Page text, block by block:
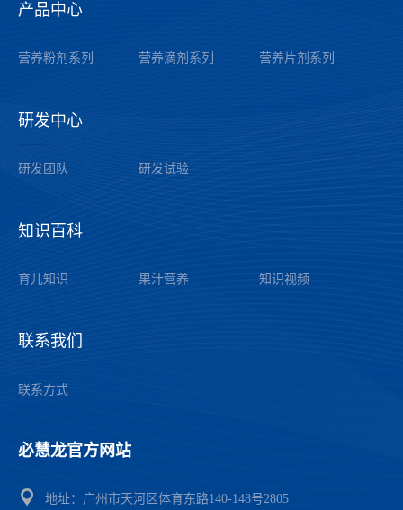
产品中心
营养粉剂系列
营养滴剂系列 营养片剂系列
研发中心
研发团队
研发试验
知识百科
育儿知识
果汁营养 知识视频
联系我们
联系方式
必慧龙官方网站
地址：广州市天河区体育东路140-148号2805